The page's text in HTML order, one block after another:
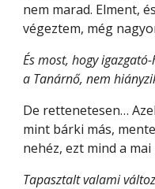
nem marad. Elment,
végeztem, még
És most, hogy
a Tanárnő, nem
De rettenetesen…
mint bárki más,
nehéz, ezt mind a
Tapasztalt valami